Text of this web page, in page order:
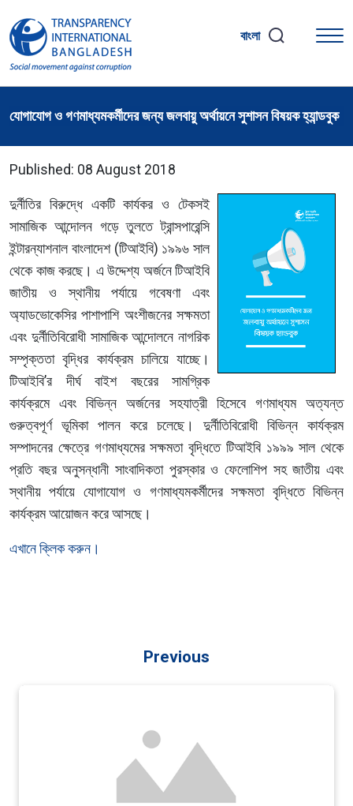
বাংলা
যোগাযোগ ও গণমাধ্যমকর্মীদের জন্য জলবায়ু অর্থায়নে সুশাসন বিষয়ক হ্যান্ডবুক
Published: 08 August 2018
দুর্নীতির বিরুদ্ধে একটি কার্যকর ও টেকসই
সামাজিক আন্দোলন গড়ে তুলতে ট্রান্সপারেন্সি
ইন্টারন্যাশনাল বাংলাদেশ (টিআইবি) ১৯৯৬ সাল
থেকে কাজ করছে। এ উদ্দেশ্য অর্জনে টিআইবি
জাতীয় ও স্থানীয় পর্যায়ে গবেষণা এবং
অ্যাডভোকেসির পাশাপাশি অংশীজনের সক্ষমতা
এবং দুর্নীতিবিরোধী সামাজিক আন্দোলনে নাগরিক
সম্পৃক্ততা বৃদ্ধির কার্যক্রম চালিয়ে যাচ্ছে।
টিআইবি’র দীর্ঘ বাইশ বছরের সামগ্রিক
কার্যক্রমে এবং বিভিন্ন অর্জনের সহযাত্রী হিসেবে গণমাধ্যম অত্যন্ত
গুরুত্বপূর্ণ ভূমিকা পালন করে চলেছে। দুর্নীতিবিরোধী বিভিন্ন কার্যক্রম
সম্পাদনের ক্ষেত্রে গণমাধ্যমের সক্ষমতা বৃদ্ধিতে টিআইবি ১৯৯৯ সাল থেকে
প্রতি বছর অনুসন্ধানী সাংবাদিকতা পুরস্কার ও ফেলোশিপ সহ জাতীয় এবং
স্থানীয় পর্যায়ে যোগাযোগ ও গণমাধ্যমকর্মীদের সক্ষমতা বৃদ্ধিতে বিভিন্ন
কার্যক্রম আয়োজন করে আসছে।
এখানে ক্লিক করুন।
Previous